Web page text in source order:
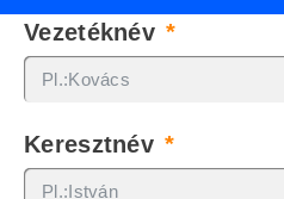
Vezetéknév
Keresztnév